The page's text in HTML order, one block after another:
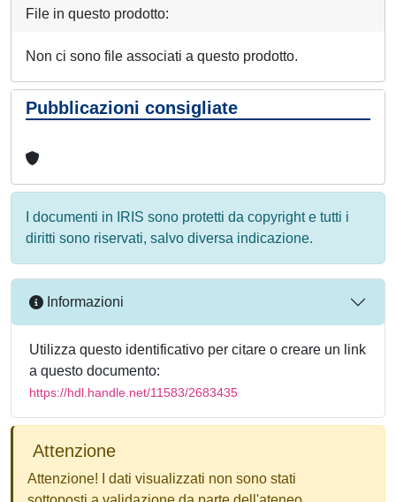
File in questo prodotto:
Non ci sono file associati a questo prodotto.
Pubblicazioni consigliate
I documenti in IRIS sono protetti da copyright e tutti i
diritti sono riservati, salvo diversa indicazione.
Informazioni
Utilizza questo identificativo per citare o creare un link
a questo documento:
https://hdl.handle.net/11583/2683435
Attenzione
Attenzione! I dati visualizzati non sono stati